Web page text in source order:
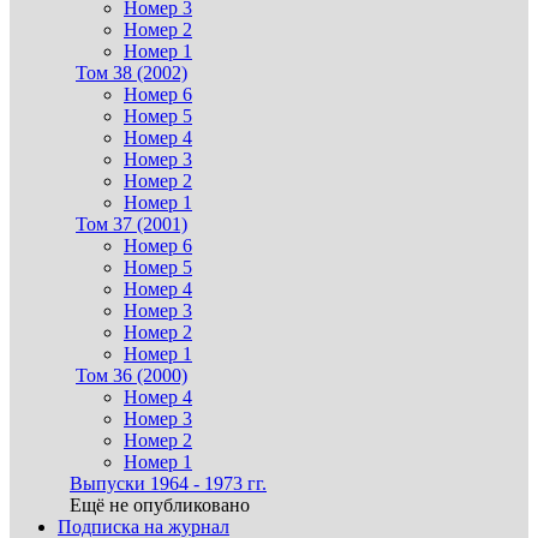
Номер 3
Номер 2
Номер 1
Том 38 (2002)
Номер 6
Номер 5
Номер 4
Номер 3
Номер 2
Номер 1
Том 37 (2001)
Номер 6
Номер 5
Номер 4
Номер 3
Номер 2
Номер 1
Том 36 (2000)
Номер 4
Номер 3
Номер 2
Номер 1
Выпуски 1964 - 1973 гг.
Ещё не опубликовано
Подписка на журнал